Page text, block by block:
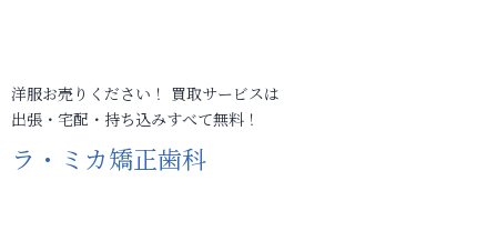
洋服お売りください！ 買取サービスは
出張・宅配・持ち込みすべて無料！
ラ・ミカ矯正歯科